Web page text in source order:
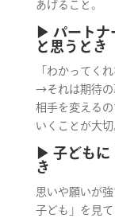
あげること。
▶︎ パートナ
と思うとき
「わかってく
→それは期待の
相手を変える
いくことが大切
▶︎ 子どもに
き
思いや願いが
子ども」を見て